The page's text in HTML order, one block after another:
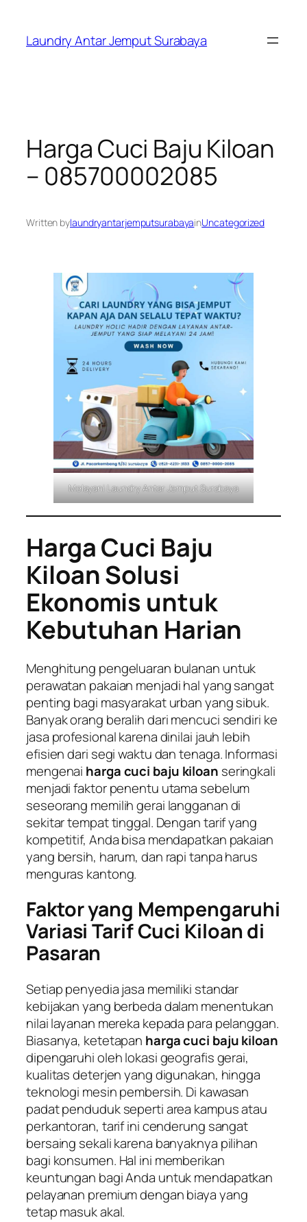
content
Laundry Antar Jemput Surabaya
Harga Cuci Baju Kiloan
– 085700002085
Written bylaundryantarjemputsurabayainUncategorized
Melayani Laundry Antar Jemput Surabaya
Harga Cuci Baju
Kiloan Solusi
Ekonomis untuk
Kebutuhan Harian
Menghitung pengeluaran bulanan untuk
perawatan pakaian menjadi hal yang sangat
penting bagi masyarakat urban yang sibuk.
Banyak orang beralih dari mencuci sendiri ke
jasa profesional karena dinilai jauh lebih
efisien dari segi waktu dan tenaga. Informasi
mengenai harga cuci baju kiloan seringkali
menjadi faktor penentu utama sebelum
seseorang memilih gerai langganan di
sekitar tempat tinggal. Dengan tarif yang
kompetitif, Anda bisa mendapatkan pakaian
yang bersih, harum, dan rapi tanpa harus
menguras kantong.
Faktor yang Mempengaruhi
Variasi Tarif Cuci Kiloan di
Pasaran
Setiap penyedia jasa memiliki standar
kebijakan yang berbeda dalam menentukan
nilai layanan mereka kepada para pelanggan.
Biasanya, ketetapan harga cuci baju kiloan
dipengaruhi oleh lokasi geografis gerai,
kualitas deterjen yang digunakan, hingga
teknologi mesin pembersih. Di kawasan
padat penduduk seperti area kampus atau
perkantoran, tarif ini cenderung sangat
bersaing sekali karena banyaknya pilihan
bagi konsumen. Hal ini memberikan
keuntungan bagi Anda untuk mendapatkan
pelayanan premium dengan biaya yang
tetap masuk akal.